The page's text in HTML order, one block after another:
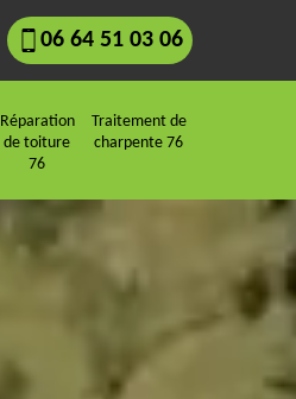
06 64 51 03 06
Réparation
de toiture
76
Traitement de
charpente 76